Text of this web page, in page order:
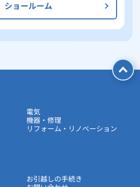
ショールーム
電気
機器・修理
リフォーム・リノベーション
お引越しの手続き